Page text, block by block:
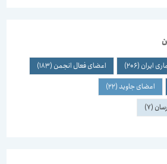
(206) اعضای فعال انجمن(183)
اعضای جاوید(22)
(7)